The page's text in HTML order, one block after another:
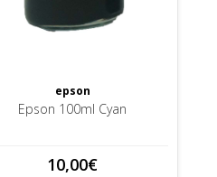
epson
Epson 100ml Cyan
10,00€